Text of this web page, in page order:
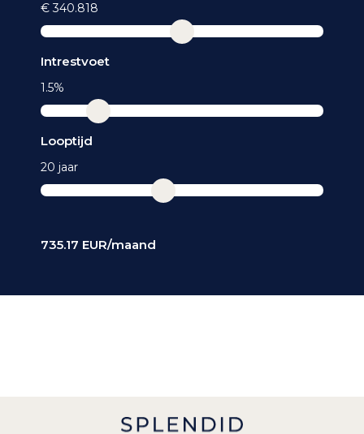
€ 340.818
Intrestvoet
1.5%
Looptijd
20 jaar
735.17 EUR/maand